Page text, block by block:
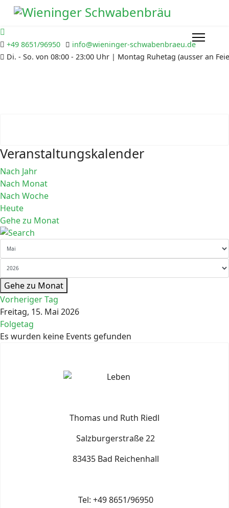
+49 8651/96950
info@wieninger-schwabenbraeu.de
Di. - So. von 08:00 - 23:00 Uhr | Montag Ruhetag (ausser an
Veranstaltungskalender
Nach Jahr
Nach Monat
Nach Woche
Heute
Gehe zu Monat
Gehe zu Monat
Vorheriger Tag
Freitag, 15. Mai 2026
Folgetag
Es wurden keine Events gefunden
Thomas und Ruth Riedl
Salzburgerstraße 22
83435 Bad Reichenhall
Tel: +49 8651/96950